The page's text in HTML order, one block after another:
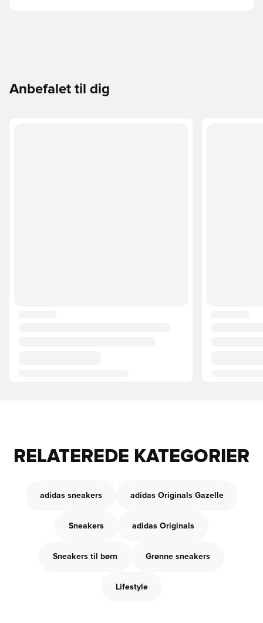
Anbefalet til dig
RELATEREDE KATEGORIER
adidas sneakers adidas Originals Gazelle
Sneakers adidas Originals
Sneakers til børn Grønne sneakers
Lifestyle